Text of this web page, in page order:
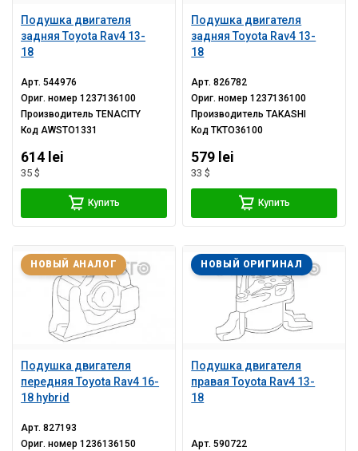
Подушка двигателя
задняя Toyota Rav4 13-
18
Арт.544976
Ориг. номер1237136100
ПроизводительTENACITY
КодAWSTO1331
614 lei
35 $
Купить
Подушка двигателя
задняя Toyota Rav4 13-
18
Арт.826782
Ориг. номер1237136100
ПроизводительTAKASHI
КодTKTO36100
579 lei
33 $
Купить
Подушка двигателя
передняя Toyota Rav4 16-
18 hybrid
НОВЫЙ АНАЛОГ
Арт.827193
Ориг. номер1236136150
Подушка двигателя
правая Toyota Rav4 13-
18
НОВЫЙ ОРИГИНАЛ
Арт.590722